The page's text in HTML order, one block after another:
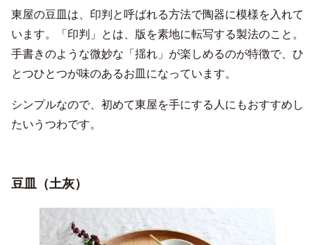
東屋の豆皿は、印判と呼ばれる方法で陶器に模様を入れて
います。「印判」とは、版を素地に転写する製法のこと。
手書きのような微妙な「揺れ」が楽しめるのが特徴で、ひ
とつひとつが味のあるお皿になっています。
シンプルなので、初めて東屋を手にする人にもおすすめし
たいうつわです。
豆皿（土灰）